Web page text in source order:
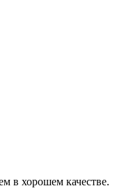
в хорошем качестве.